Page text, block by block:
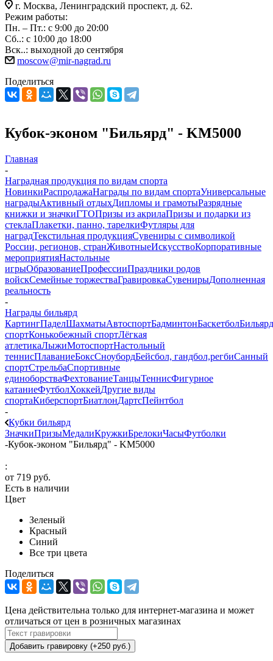
г. Москва, Ленинградский проспект, д. 62.
Режим работы:
Пн. – Пт.: с 9:00 до 20:00
Сб..: с 10:00 до 18:00
Вск..: выходной до сентября
moscow@mir-nagrad.ru
Поделиться
Кубок-эконом "Бильярд" - KM5000
Главная
-
Наградная продукция по видам спорта
НовинкиРаспродажаНаграды по видам спортаУниверсальные
наградыАктивный отдыхДипломы и грамотыРазрядные
книжки и значкиГТОПризы из акрилаПризы и подарки из
стеклаПлакетки, панно, тарелкиФутляры для
наградТекстильная продукцияСувениры с символикой
России, регионов, странЖивотныеИскусствоКорпоративные
мероприятияНастольные
игрыОбразованиеПрофессииПраздники родов
войскСемейные торжестваГравировкаСувенирыДополненная
реальность
-
Награды бильярд
КартингПаделШахматыАвтоспортБадминтонБаскетболБильярд
спортКонькобежный спортЛёгкая
атлетикаЛыжиМотоспортНастольный
теннисПлаваниеБоксСноубордБейсбол, гандбол,регбиСанный
спортСтрельбаСпортивные
единоборстваФехтованиеТанцыТеннисФигурное
катаниеФутболХоккейДругие виды
спортаКиберспортБиатлонДартсПейнтбол
-
Кубки бильярд
ЗначкиПризыМедалиКружкиБрелокиЧасыФутболки
-Кубок-эконом "Бильярд" - KM5000
:
от 719 руб.
Есть в наличии
Цвет
Зеленый
Красный
Синий
Все три цвета
Поделиться
Цена действительна только для интернет-магазина и может
отличаться от цен в розничных магазинах
Добавить гравировку (+250 руб.)